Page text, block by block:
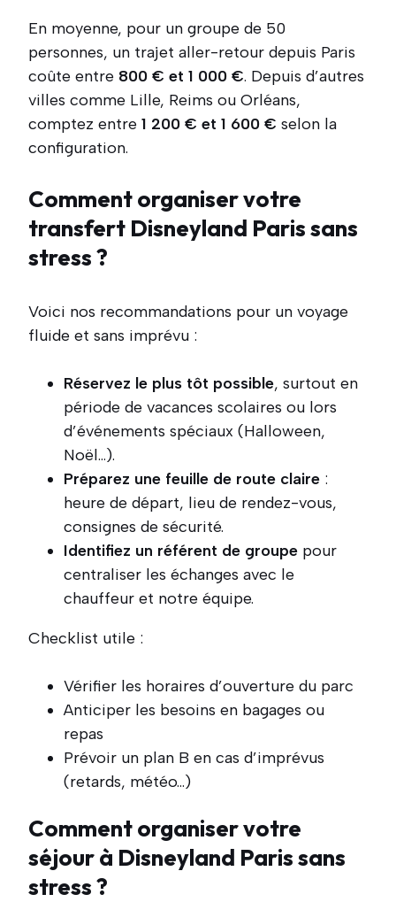
En moyenne, pour un groupe de 50
personnes, un trajet aller-retour depuis Paris
coûte entre 800 € et 1 000 €. Depuis d’autres
villes comme Lille, Reims ou Orléans,
comptez entre 1 200 € et 1 600 € selon la
configuration.
Comment organiser votre
transfert Disneyland Paris sans
stress ?
Voici nos recommandations pour un voyage
fluide et sans imprévu :
Réservez le plus tôt possible, surtout en
période de vacances scolaires ou lors
d’événements spéciaux (Halloween,
Noël…).
Préparez une feuille de route claire :
heure de départ, lieu de rendez-vous,
consignes de sécurité.
Identifiez un référent de groupe pour
centraliser les échanges avec le
chauffeur et notre équipe.
Checklist utile :
Vérifier les horaires d’ouverture du parc
Anticiper les besoins en bagages ou
repas
Prévoir un plan B en cas d’imprévus
(retards, météo…)
Comment organiser votre
séjour à Disneyland Paris sans
stress ?